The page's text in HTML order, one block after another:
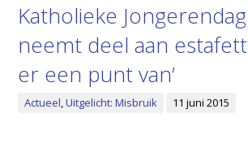
Katholieke
neemt deel aan
er een punt van’
Actueel,Uitgelicht: Misbruik 11 juni 2015